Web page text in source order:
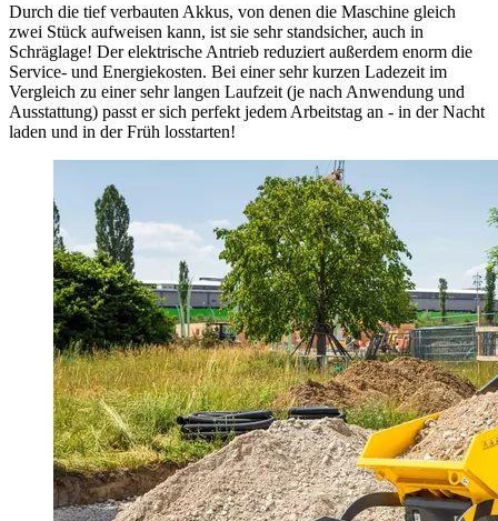
Durch die tief verbauten Akkus, von denen die Maschine gleich
zwei Stück aufweisen kann, ist sie sehr standsicher, auch in
Schräglage! Der elektrische Antrieb reduziert außerdem enorm die
Service- und Energiekosten. Bei einer sehr kurzen Ladezeit im
Vergleich zu einer sehr langen Laufzeit (je nach Anwendung und
Ausstattung) passt er sich perfekt jedem Arbeitstag an - in der Nacht
laden und in der Früh losstarten!